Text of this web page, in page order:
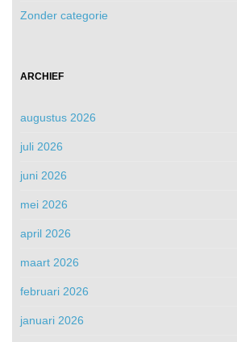
Zonder categorie
ARCHIEF
augustus 2026
juli 2026
juni 2026
mei 2026
april 2026
maart 2026
februari 2026
januari 2026